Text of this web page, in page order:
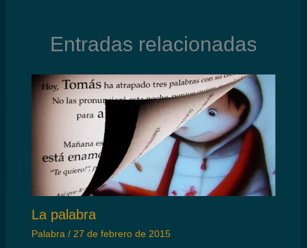
Entradas relacionadas
La palabra
Palabra/ 27 de febrero de 2015